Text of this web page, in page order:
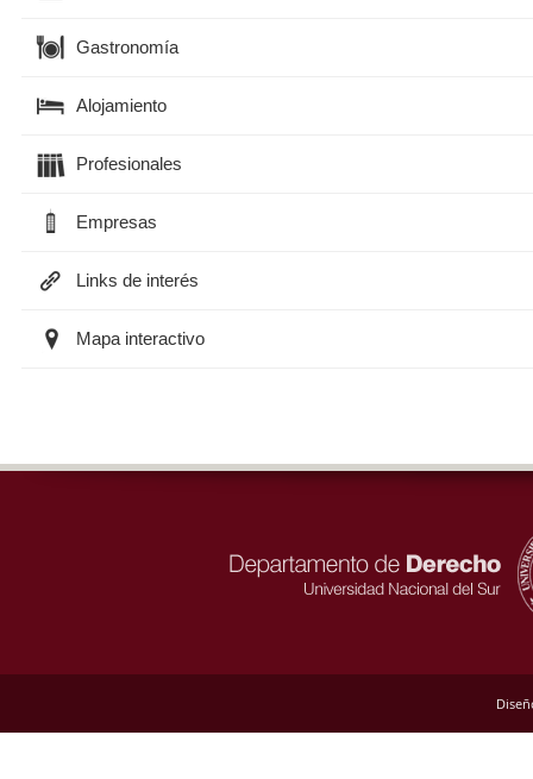
Gastronomía
Alojamiento
Profesionales
Empresas
Links de interés
Mapa interactivo